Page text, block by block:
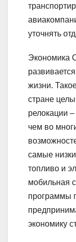
уточнять
Экономика
жизни.
стране
релокации
чем во
самые
топливо и
мобильная
программы
экономику